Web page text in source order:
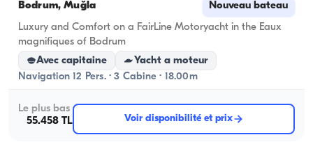
Bodrum, Muğla Nouveau bateau
Luxury and Comfort on a FairLine Motoryacht in the Eaux
magnifiques of Bodrum
Avec capitaine
Yacht a moteur
Navigation 12 Pers. · 3 Cabine · 18.00m
Le plus bas
55.458 TL
Voir disponibilité et prix